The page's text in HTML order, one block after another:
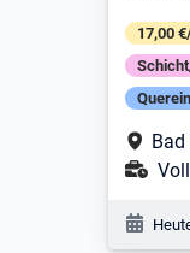
17,00
Bad